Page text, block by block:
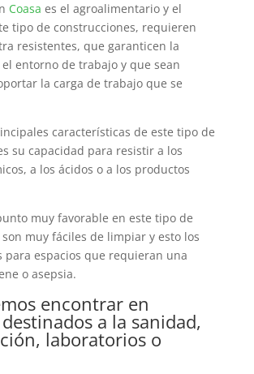
Coasa es el agroalimentario y el
tipo de construcciones, requieren
resistentes, que garanticen la
entorno de trabajo y que sean
la carga de trabajo que se
características de este tipo de
su capacidad para resistir a los
a los ácidos o a los productos
muy favorable en este tipo de
muy fáciles de limpiar y esto los
para espacios que requieran una
o asepsia.
encontrar en
a la sanidad,
laboratorios o